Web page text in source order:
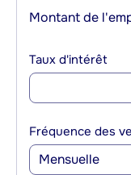
Montant de
Taux d'intérêt
Fréquence des
Mensuelle